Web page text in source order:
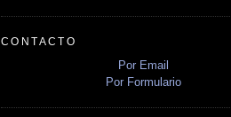
CONTACTO
Por Email
Por Formulario